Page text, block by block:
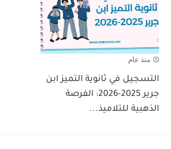
منذ عام
التسجيل في ثانوية التميز ابن
جرير 2025-2026: الفرصة
الذهبية للتلاميذ...